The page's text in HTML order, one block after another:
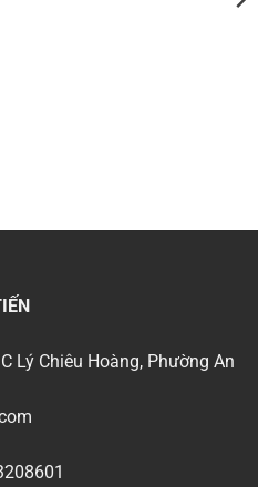
Lý Chiêu Hoàng, Phường An